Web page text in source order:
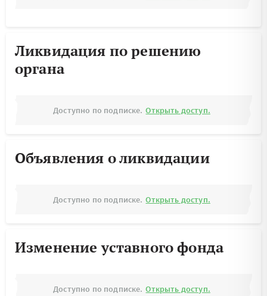
Ликвидация по решению
органа
Доступно по подписке. Открыть доступ.
Объявления о ликвидации
Доступно по подписке. Открыть доступ.
Изменение уставного фонда
Доступно по подписке. Открыть доступ.